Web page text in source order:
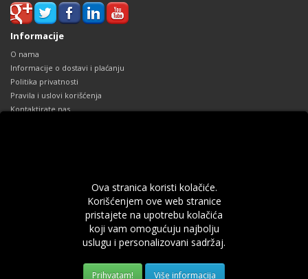
Ova stranica koristi kolačiće.
Korišćenjem ove web stranice
pristajete na upotrebu kolačića
koji vam omogućuju najbolju
uslugu i personalizovani sadržaj.
Više informacija
Informacije
O nama
Informacije o dostavi i plaćanju
Politika privatnosti
Pravila i uslovi korišćenja
Kontaktirate nas
Prethodne narudžbine